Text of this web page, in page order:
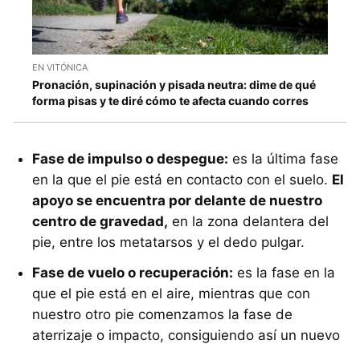
EN VITÓNICA
Pronación, supinación y pisada neutra: dime de qué
forma pisas y te diré cómo te afecta cuando corres
Fase de impulso o despegue: es la última fase
en la que el pie está en contacto con el suelo. El
apoyo se encuentra por delante de nuestro
centro de gravedad, en la zona delantera del
pie, entre los metatarsos y el dedo pulgar.
Fase de vuelo o recuperación: es la fase en la
que el pie está en el aire, mientras que con
nuestro otro pie comenzamos la fase de
aterrizaje o impacto, consiguiendo así un nuevo